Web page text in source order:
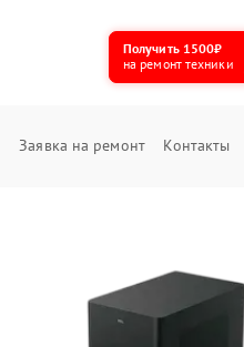
Получить 1500₽
на ремонт техники
Заявка на ремонт Контакты